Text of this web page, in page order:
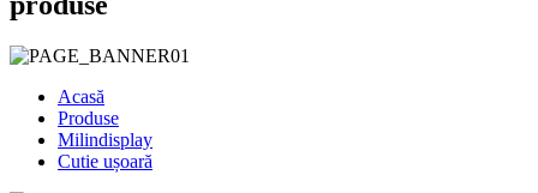
Acasă
Produse
Milindisplay
Cutie ușoară